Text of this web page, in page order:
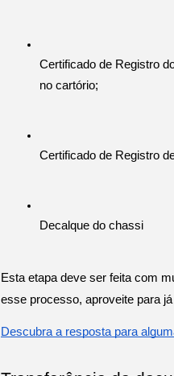
Certificado de Registro
no cartório;
Certificado de Registro
Decalque do chassi
Esta etapa deve ser feita com
esse processo, aproveite para
Descubra a resposta para